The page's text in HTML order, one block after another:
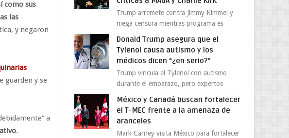
como sus
las
y negaron
guarden y se
a
.
Trump arremete contra Jimmy Kimmel y
niega censura mientras programa es
programa Jimmy Kimmel Live! ...
Donald Trump asegura que el
Tylenol causa autismo y los
médicos dicen “¿en serio?”
Trump vincula el Tylenol con autismo
durante el embarazo, pero expertos
nuevo episodio de declaraciones...
México y Canadá buscan fortalecer
el T-MEC frente a la amenaza de
aranceles
Mark Carney visita México para fortalecer